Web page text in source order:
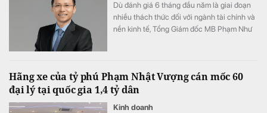
Dù đánh giá 6 tháng đầu năm là giai đoạn
nhiều thách thức đối với ngành tài chính và
nền kinh tế, Tổng Giám đốc MB Phạm Như
ra.
Hãng xe của tỷ phú Phạm Nhật Vượng cán mốc 60
đại lý tại quốc gia 1,4 tỷ dân
Kinh doanh